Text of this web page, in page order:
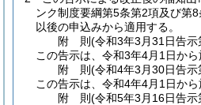
ンク制度要綱第5条第2項及び第
以後の申込みから適用する。
附 則(令和3年3月31日告示
この告示は、令和3年4月1日から
附 則(令和4年3月30日告示
この告示は、令和4年4月1日から
附 則(令和5年3月16日告示